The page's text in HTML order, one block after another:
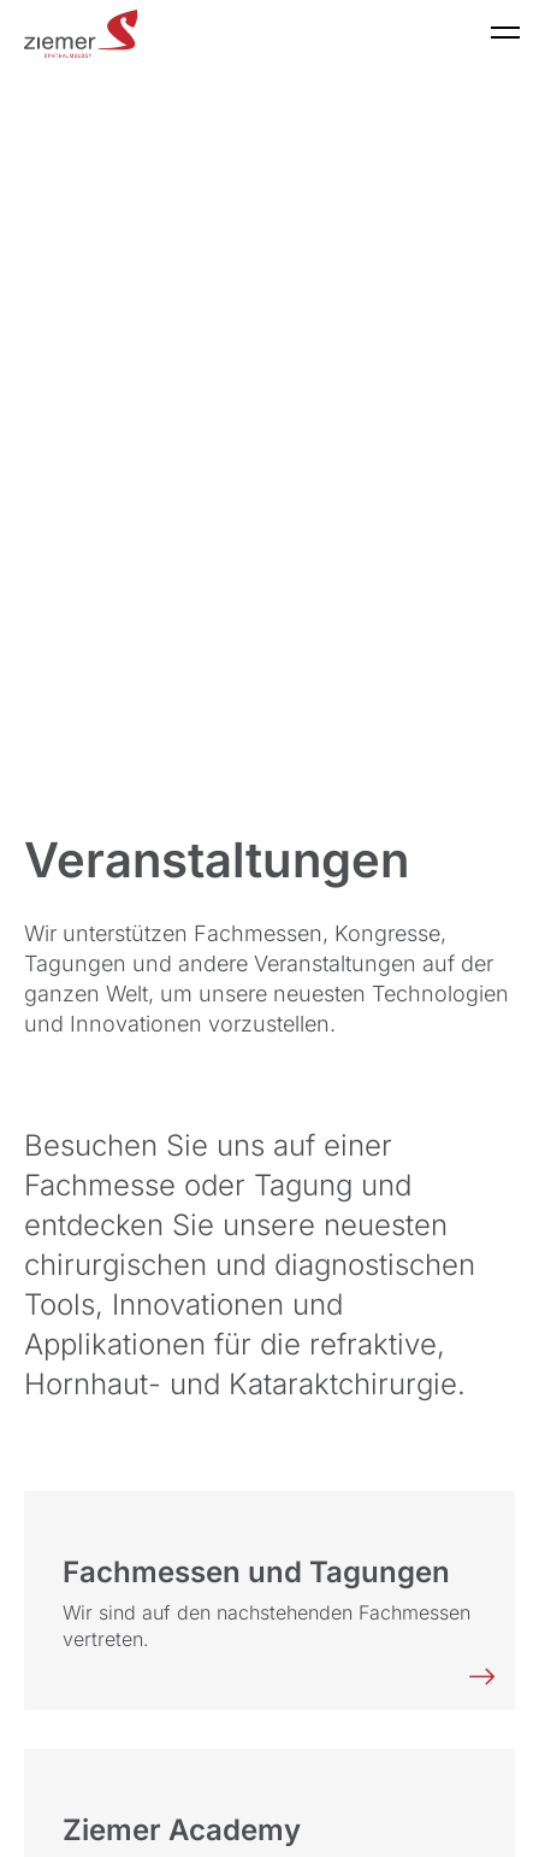
Veranstaltungen
Wir unterstützen Fachmessen, Kongresse,
Tagungen und andere Veranstaltungen auf der
ganzen Welt, um unsere neuesten Technologien
und Innovationen vorzustellen.
Besuchen Sie uns auf einer
Fachmesse oder Tagung und
entdecken Sie unsere neuesten
chirurgischen und diagnostischen
Tools, Innovationen und
Applikationen für die refraktive,
Hornhaut- und Kataraktchirurgie.
Fachmessen und Tagungen
Wir sind auf den nachstehenden Fachmessen
vertreten.
Ziemer Academy